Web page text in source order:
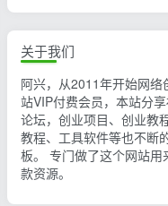
关于我们
阿兴，从2011年开始网络
站VIP付费会员，本站分
论坛，创业项目、创业教
教程、工具软件等也不断
板。 专门做了这个网站用
款资源。